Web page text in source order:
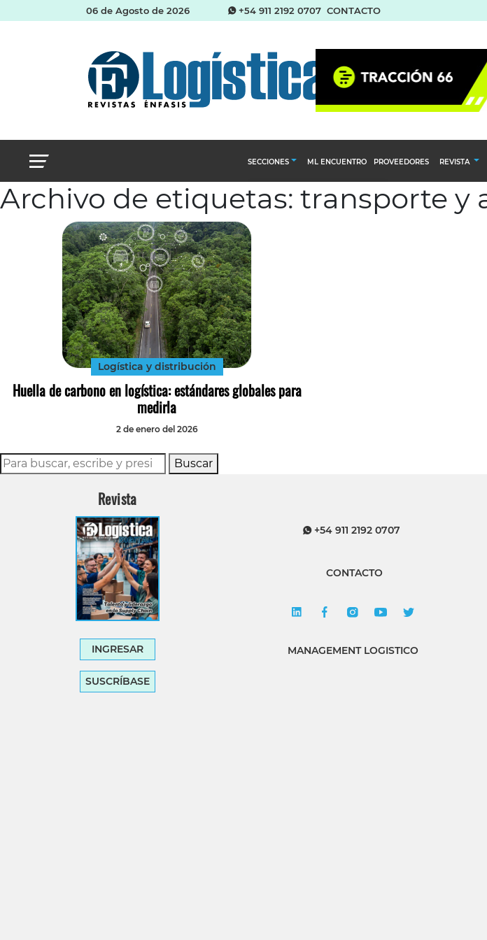
06 de Agosto de 2026 +54 911 2192 0707 CONTACTO
SECCIONES
Abastecimiento y compras
ML ENCUENTRO PROVEEDORES REVISTA
Archivo de etiquetas: transporte y
Logística y distribución
Huella de carbono en logística: estándares globales para
medirla
2 de enero del 2026
Buscar
Revista
INGRESAR
SUSCRÍBASE
+54 911 2192 0707
CONTACTO
MANAGEMENT LOGISTICO